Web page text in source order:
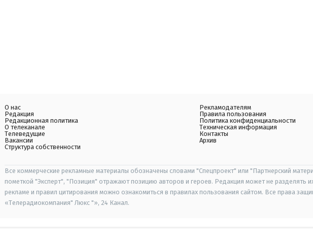
О нас
Редакция
Редакционная политика
О телеканале
Телеведущие
Вакансии
Структура собственности
Рекламодателям
Правила пользования
Политика конфиденциальности
Техническая информация
Контакты
Архив
Все коммерческие рекламные материалы обозначены словами "Спецпроект" или "Партнерский
пометкой "Эксперт", "Позиция" отражают позицию авторов и героев. Редакция может не разделять
рекламе и правил цитирования можно ознакомиться в правилах пользования сайтом. Все права
«Телерадиокомпания" Люкс "», 24 Канал.